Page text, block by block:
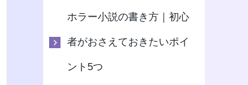
ホラー小説の書き方｜初心
者がおさえておきたいポイ
ント5つ